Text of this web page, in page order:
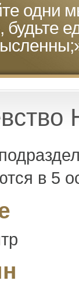
одни
будьте
в 5